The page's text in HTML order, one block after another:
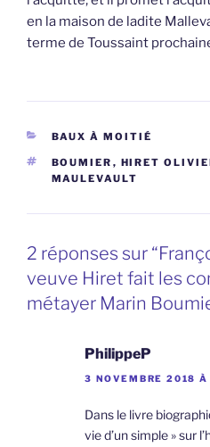
en la maison de ladite
terme de Toussaint
CATÉGORIES
BAUX À MOITIÉ
ÉTIQUETTES
BOUMIER , HIRET
MAULEVAULT
2 réponses sur
veuve Hiret fait les
métayer Marin
PhilippeP
3 NOVEMBRE 2018
Dans le livre
vie d’un simple » sur